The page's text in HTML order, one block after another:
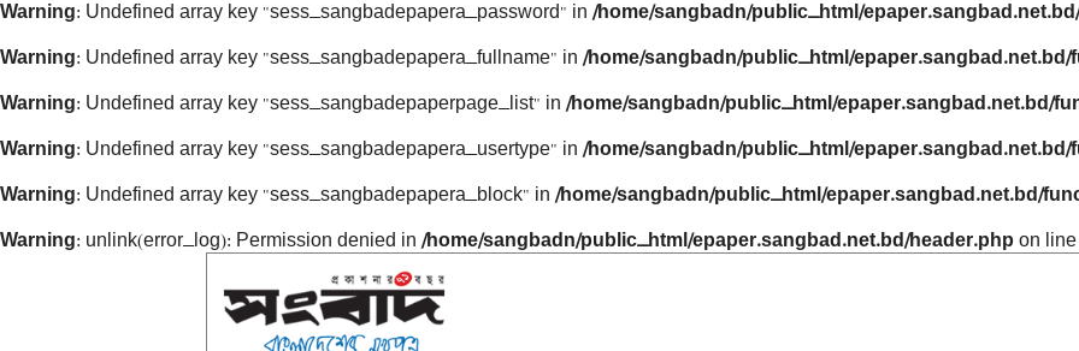
Warning: Undefined array key "sess_sangbadepapera_password" in /home/sangbadn/public_html/
Warning: Undefined array key "sess_sangbadepapera_fullname" in /home/sangbadn/public_html/
Warning: Undefined array key "sess_sangbadepaperpage_list" in /home/sangbadn/public_html/epaper.sangbad.net.bd/
Warning: Undefined array key "sess_sangbadepapera_usertype" in /home/sangbadn/public_html/
Warning: Undefined array key "sess_sangbadepapera_block" in /home/sangbadn/public_html/epaper.sangbad.net.bd/
Warning: unlink(error_log): Permission denied in /home/sangbadn/public_html/epaper.sangbad.net.bd/header.php on line